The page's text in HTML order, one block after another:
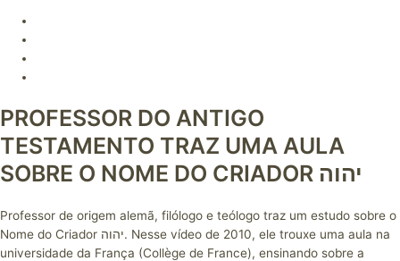
PROFESSOR DO ANTIGO
TESTAMENTO TRAZ UMA AULA
SOBRE O NOME DO CRIADOR יהוה
Professor de origem alemã, filólogo e teólogo traz um estudo sobre o
Nome do Criador יהוה. Nesse vídeo de 2010, ele trouxe uma aula na
universidade da França (Collège de France), ensinando sobre a